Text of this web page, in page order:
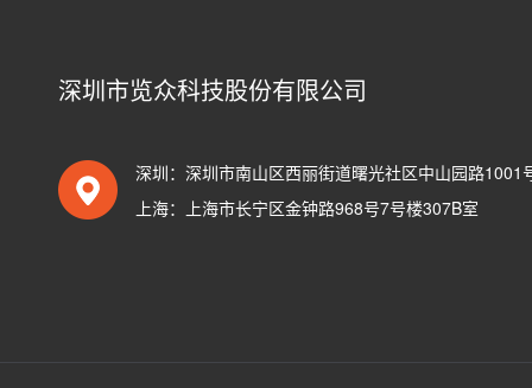
深圳市览众科技股份有限公司
深圳：深圳市南山区西丽街道曙光社区中山园路1001
上海：上海市长宁区金钟路968号7号楼307B室